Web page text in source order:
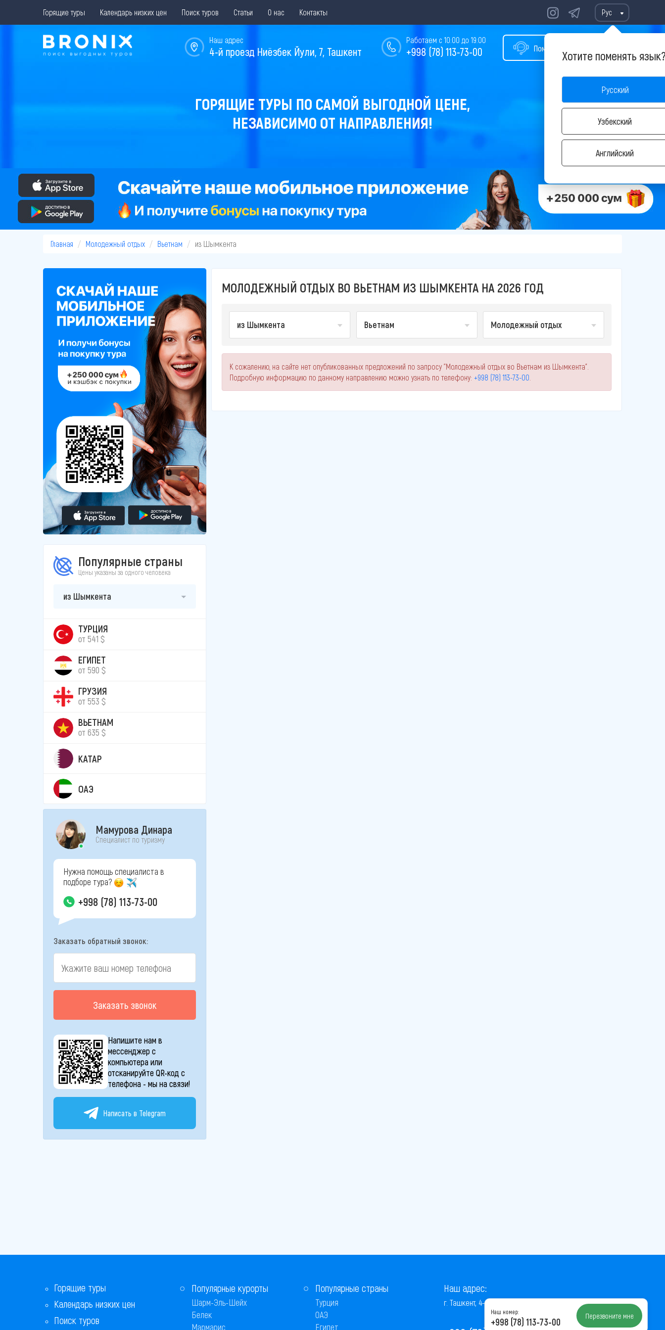
Горящие туры Календарь низких цен Поиск туров Статьи О нас Контакты Рус
Хотите поменять
Русский
Узбекский
Английский
Помощь в подборе тура
Работаем с 10:00 до 19:00
+998 (78) 113-73-00
Наш адрес
4-й проезд Ниёзбек Йули, 7, Ташкент
ГОРЯЩИЕ ТУРЫ ПО САМОЙ ВЫГОДНОЙ ЦЕНЕ,
НЕЗАВИСИМО ОТ НАПРАВЛЕНИЯ!
Главная Молодежный отдых Вьетнам из Шымкента
Популярные страны
Цены указаны за одного человека
из Шымкента
ТУРЦИЯ
от 541 $
ЕГИПЕТ
от 590 $
ГРУЗИЯ
от 553 $
ВЬЕТНАМ
от 635 $
КАТАР
ОАЭ
Мамурова Динара
Специалист по туризму
Нужна помощь специалиста в
подборе тура?
+998 (78) 113-73-00
Заказать обратный звонок:
Заказать звонок
Напишите нам в
мессенджер с
компьютера или
отсканируйте QR-код с
телефона - мы на связи!
Написать в Telegram
МОЛОДЕЖНЫЙ ОТДЫХ ВО ВЬЕТНАМ ИЗ ШЫМКЕНТА НА 2026 ГОД
из Шымкента Вьетнам Молодежный отдых
К сожалению, на сайте нет опубликованных предложений по запросу "Молодежный отдых во Вьетнам из Шымкента".
Подробную информацию по данному направлению можно узнать по телефону: +998 (78) 113-73-00
Горящие туры
Календарь низких цен
Поиск туров
Популярные курорты
Шарм-Эль-Шейх
Белек
Мармарис
Популярные страны
Турция
ОАЭ
Египет
Наш адрес:
г. Ташкент, 4-й проезд Ниёзбек Йули, 7
Наш номер:
+998 (78) 113-73-00 Перезвоните мне